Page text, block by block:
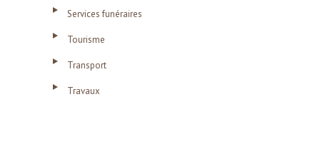
Services funéraires
Tourisme
Transport
Travaux